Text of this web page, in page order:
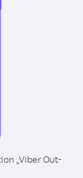
„Viber Out-